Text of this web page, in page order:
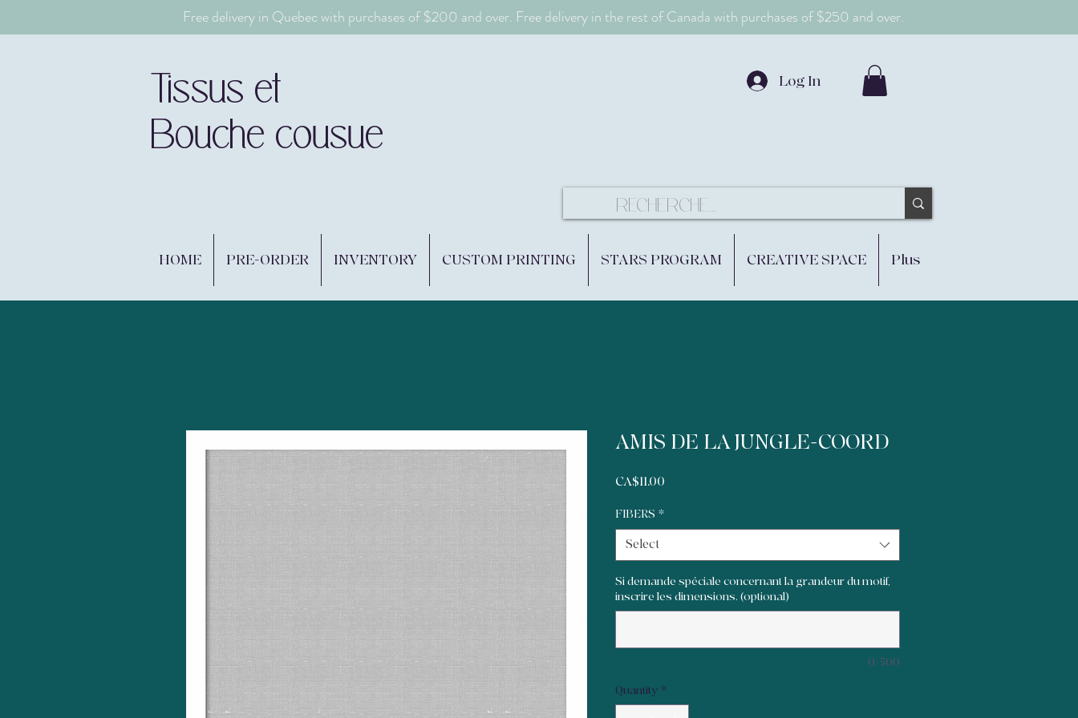
Free delivery in Quebec with purchases of $200 and over. Free delivery in the rest of Canada with purchases of $250 and over.
Tissus et
Bouche cousue
Log In
HOME PRE-ORDER INVENTORY CUSTOM PRINTING STARS PROGRAM CREATIVE SPACE Plus
AMIS DE LA JUNGLE-COORD
CA$11.00
FIBERS *
Select
Si demande spéciale concernant la grandeur du motif,
inscrire les dimensions. (optional)
0/500
Quantity *